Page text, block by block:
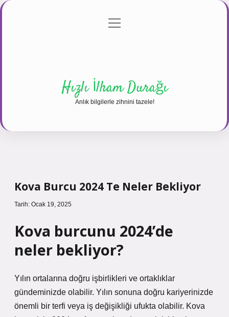
Gizlilik Politikası
menüyü
Hızlı İlham Durağı
Anlık bilgilerle zihnini tazele!
Kova Burcu 2024 Te Neler Bekliyor
Tarih: Ocak 19, 2025
Kova burcunu 2024’de
neler bekliyor?
Yılın ortalarına doğru işbirlikleri ve ortaklıklar
gündeminizde olabilir. Yılın sonuna doğru kariyerinizde
önemli bir terfi veya iş değişikliği ufukta olabilir. Kova